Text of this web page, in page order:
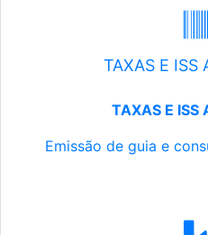
TAXAS E ISS
TAXAS E ISS
Emissão de guia e